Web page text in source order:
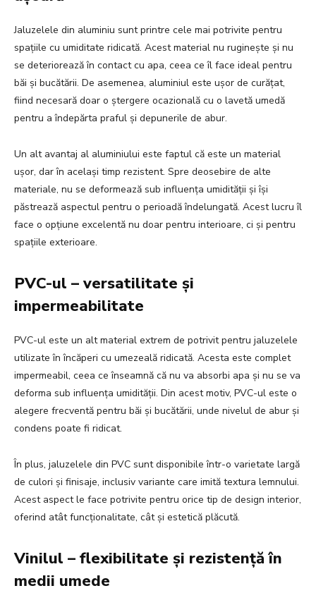
Jaluzelele din aluminiu sunt printre cele mai potrivite pentru
spațiile cu umiditate ridicată. Acest material nu ruginește și nu
se deteriorează în contact cu apa, ceea ce îl face ideal pentru
băi și bucătării. De asemenea, aluminiul este ușor de curățat,
fiind necesară doar o ștergere ocazională cu o lavetă umedă
pentru a îndepărta praful și depunerile de abur.
Un alt avantaj al aluminiului este faptul că este un material
ușor, dar în același timp rezistent. Spre deosebire de alte
materiale, nu se deformează sub influența umidității și își
păstrează aspectul pentru o perioadă îndelungată. Acest lucru îl
face o opțiune excelentă nu doar pentru interioare, ci și pentru
spațiile exterioare.
PVC-ul – versatilitate și
impermeabilitate
PVC-ul este un alt material extrem de potrivit pentru jaluzelele
utilizate în încăperi cu umezeală ridicată. Acesta este complet
impermeabil, ceea ce înseamnă că nu va absorbi apa și nu se va
deforma sub influența umidității. Din acest motiv, PVC-ul este o
alegere frecventă pentru băi și bucătării, unde nivelul de abur și
condens poate fi ridicat.
În plus, jaluzelele din PVC sunt disponibile într-o varietate largă
de culori și finisaje, inclusiv variante care imită textura lemnului.
Acest aspect le face potrivite pentru orice tip de design interior,
oferind atât funcționalitate, cât și estetică plăcută.
Vinilul – flexibilitate și rezistență în
medii umede